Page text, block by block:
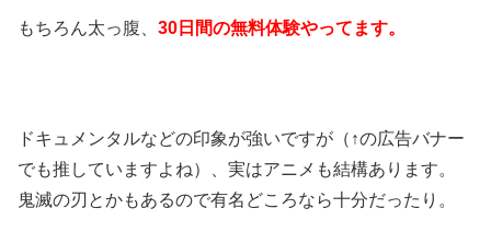
もちろん太っ腹、 30日間の無料体験やってます。
ドキュメンタルなどの印象が強いですが（↑の広告バナー
でも推していますよね）、実はアニメも結構あります。
鬼滅の刃とかもあるので有名どころなら十分だったり。